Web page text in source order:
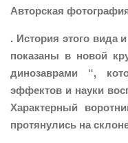
Авторская
. История этого вида
показаны в новой
динозаврами “,
эффектов и науки
Характерный
протянулись на